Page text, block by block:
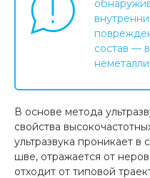
состав —
В основе метода
свойства
ультразвука проникает в
шве, отражается от
отходит от типовой